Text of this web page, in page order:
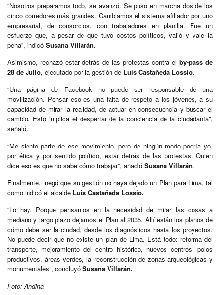
“Nosotros preparamos todo, se avanzó. Se puso en marcha dos de los
cinco corredores más grandes. Cambiamos el sistema afiliador por uno
empresarial, de consorcios, con trabajadores en planilla. Fue un
esfuerzo que, a pesar de que tuvo costos políticos, valió y vale la
pena”, indicó Susana Villarán.
Asimismo, rechazó estar detrás de las protestas contra el by-pass de
28 de Julio, ejecutado por la gestión de Luis Castañeda Lossio.
“Una página de Facebook no puede ser responsable de una
movilización. Pensar eso es una falta de respeto a los jóvenes, a su
capacidad de mirar la realidad, de actuar en consecuencia y buscar el
cambio. Esto implica el despertar de la conciencia de la ciudadanía”,
señaló.
“Me siento parte de ese movimiento, pero de ningún modo podría yo,
por ética y por sentido político, estar detrás de las protestas. Quien
dice eso es que no sabe cómo trabajar”, añadió Susana Villarán.
Finalmente, negó que su gestión no haya dejado un Plan para Lima, tal
como indicó el alcalde Luis Castañeda Lossio.
“Lo hay. Porque pensamos en la necesidad de mirar las cosas a
mediano y largo plazo dejamos el Plan al 2035. Allí están los planos de
cómo debe ser la ciudad, desde los diagnósticos hasta los proyectos.
No puede decir que no existe un plan de Lima. Está todo: reforma del
transporte, mejoramiento del centro histórico, nuevos centros, polos
productivos, áreas verdes, la reconstrucción de zonas arqueológicas y
monumentales”, concluyó Susana Villarán.
Foto: Andina